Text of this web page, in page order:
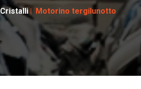
Cristalli Motorino tergilunotto